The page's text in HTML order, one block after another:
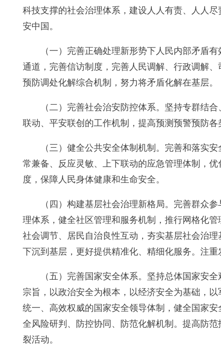
科技支撑的社会治理体系，建设人人有责、人人
安中国。
（一）完善正确处理新形势下人民内部矛盾
通道，完善信访制度，完善人民调解、行政调解
预防调处化解综合机制，努力将矛盾化解在基层。
（二）完善社会治安防控体系。坚持专群结
联动、平安联创的工作机制，提高预测预警预防
（三）健全公共安全体制机制。完善和落实
常兼备、反应灵敏、上下联动的应急管理体制，
度，保障人民身体健康和生命安全。
（四）构建基层社会治理新格局。完善群众
理体系，健全社区管理和服务机制，推行网格化
社会调节、居民自治良性互动，夯实基层社会治
下沉到基层，更好提供精准化、精细化服务。注
（五）完善国家安全体系。坚持总体国家安
宗旨，以政治安全为根本，以经济安全为基础，
统一、高效权威的国家安全领导体制，健全国家
全风险研判、防控协同、防范化解机制。提高防
裂活动。